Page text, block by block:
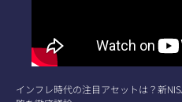
インフレ時代の注目アセットは？新